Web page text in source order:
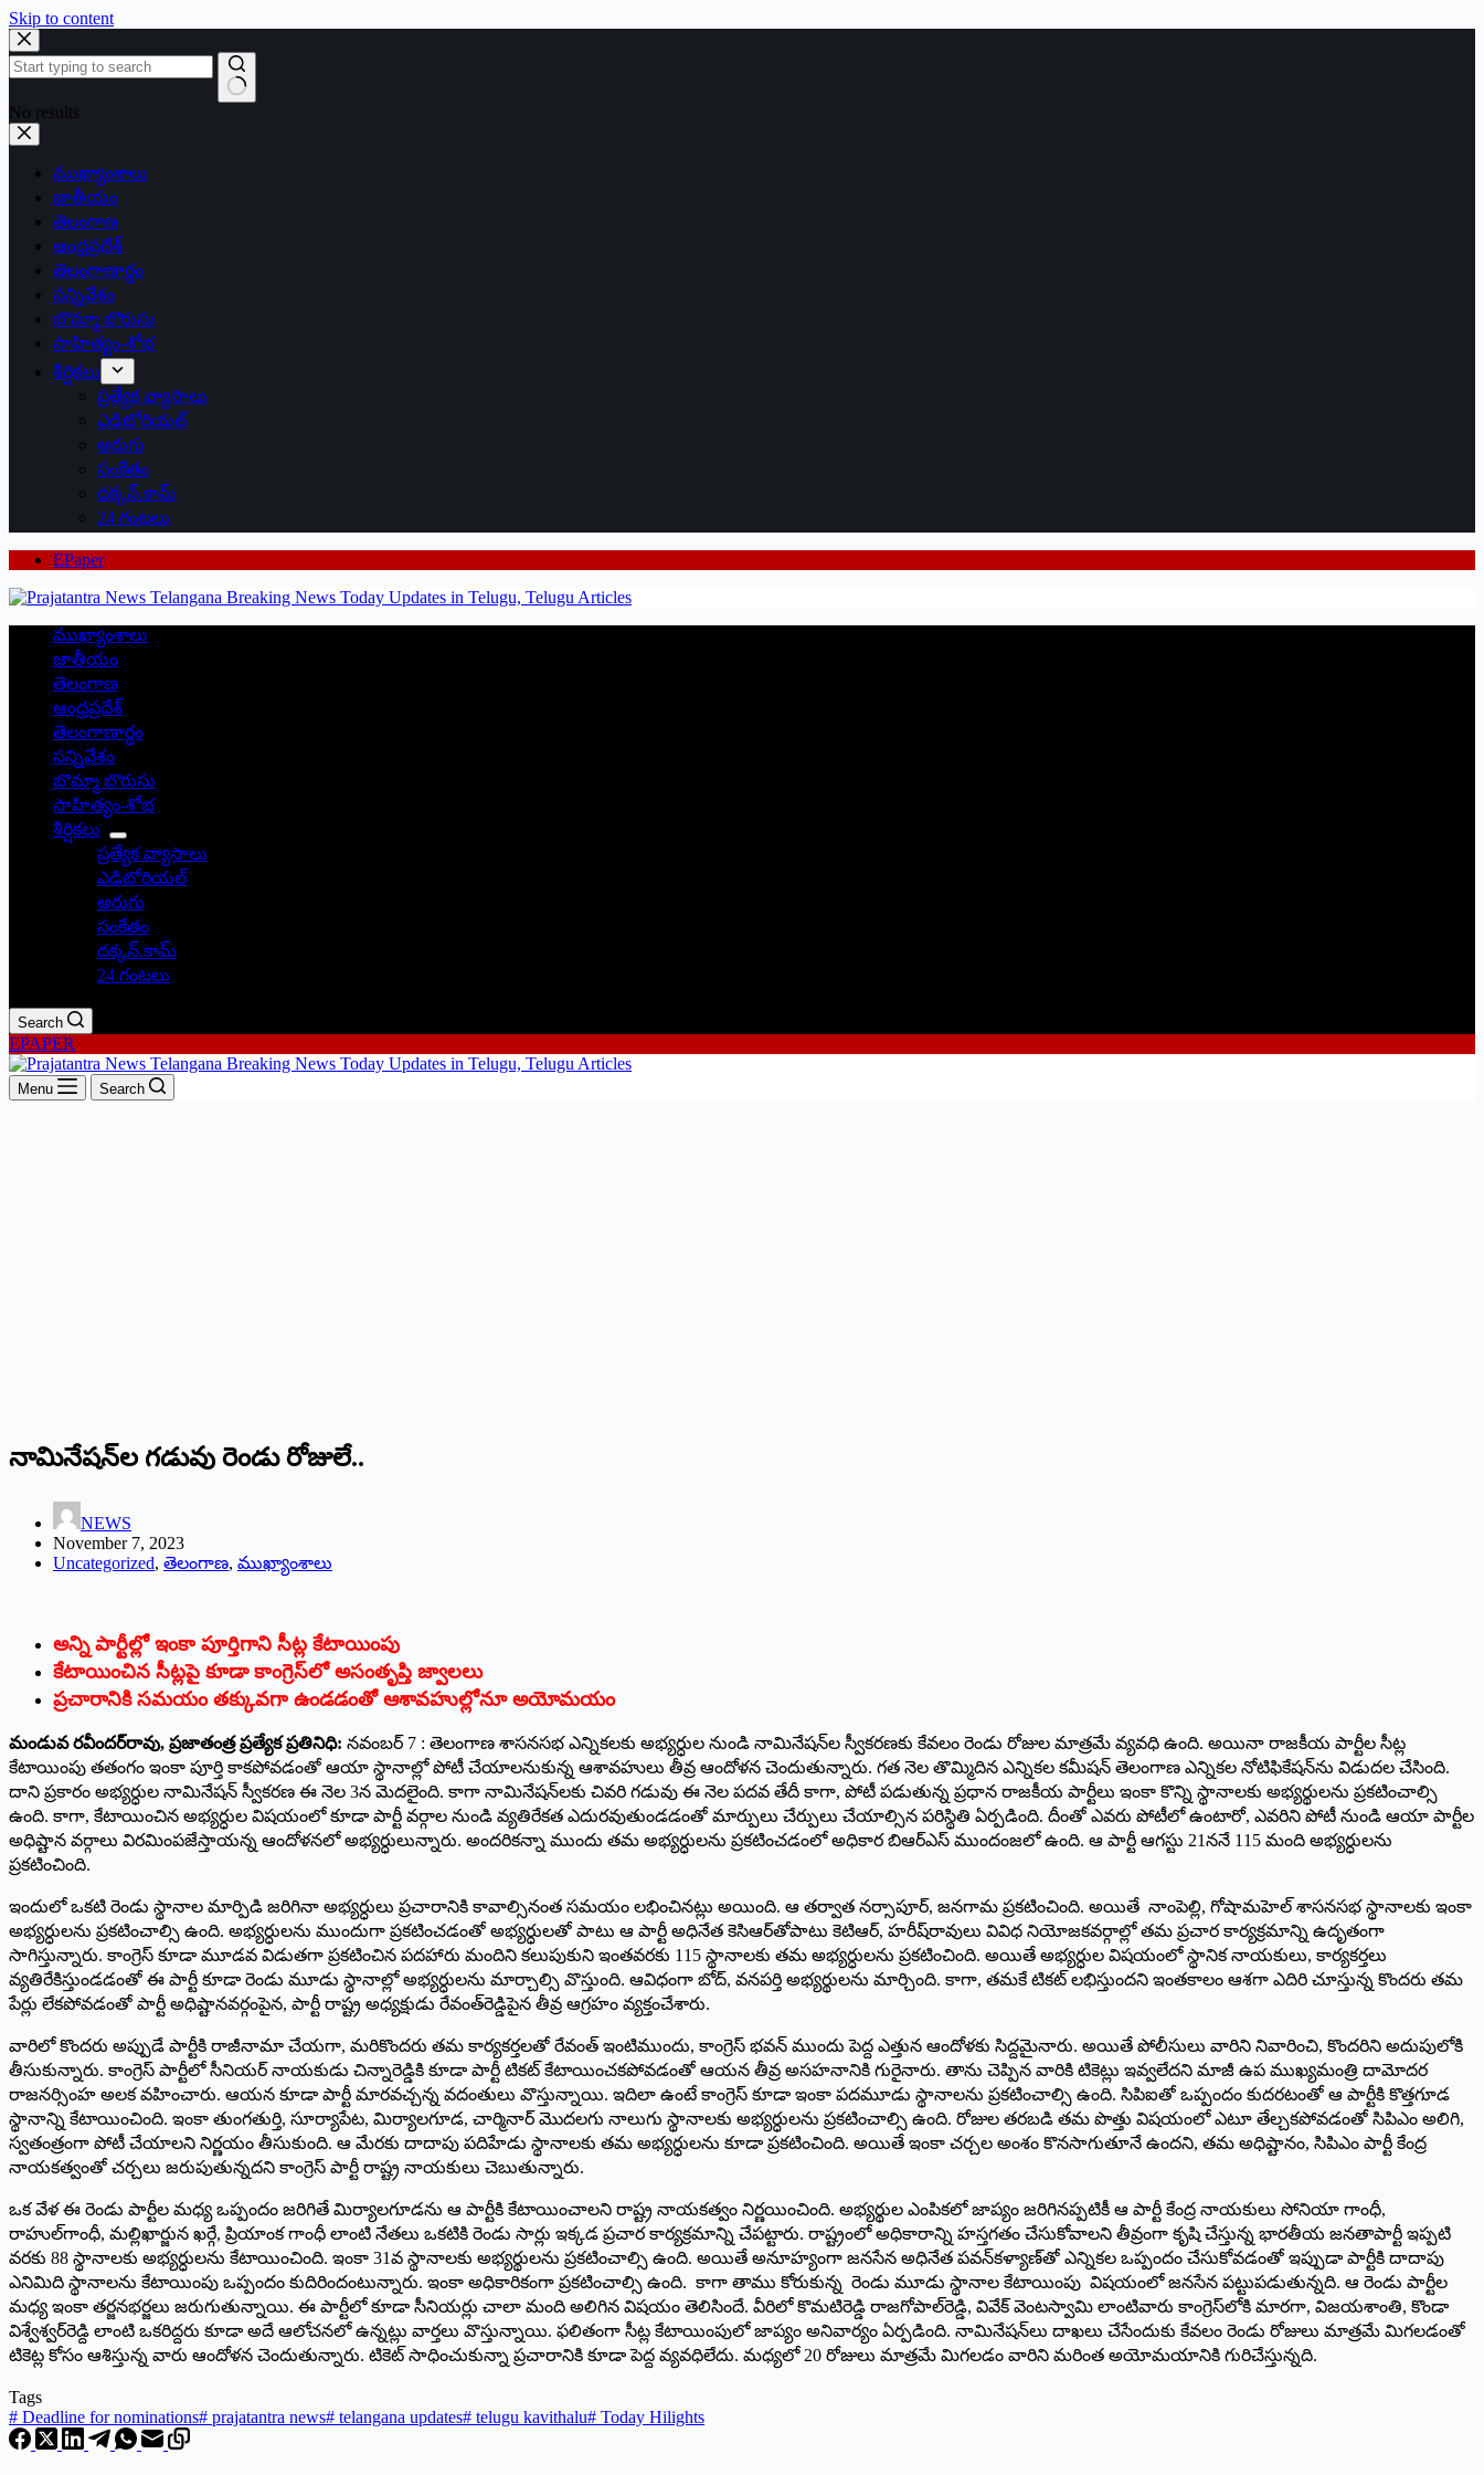
Skip to content
No results
ముఖ్యాంశాలు
జాతీయం
తెలంగాణ
ఆంధ్రప్రదేశ్
తెలంగాణార్థం
సన్నివేశం
బొమ్మా బొరుసు
సాహిత్యం-శోభ
శీర్షికలు
ప్రత్యేక వ్యాసాలు
ఎడిటోరియల్
అరుగు
సంకేతం
దక్కన్.కామ్
24 గంటలు
EPaper
ముఖ్యాంశాలు
జాతీయం
తెలంగాణ
ఆంధ్రప్రదేశ్
తెలంగాణార్థం
సన్నివేశం
బొమ్మా బొరుసు
సాహిత్యం-శోభ
శీర్షికలు
ప్రత్యేక వ్యాసాలు
ఎడిటోరియల్
అరుగు
సంకేతం
దక్కన్.కామ్
24 గంటలు
Search
EPAPER
Menu Search
నామినేషన్‌ల గడువు రెండు రోజులే..
NEWS
November 7, 2023
Uncategorized, తెలంగాణ, ముఖ్యాంశాలు
అన్ని పార్టీల్లో ఇంకా పూర్తిగాని సీట్ల కేటాయింపు
కేటాయించిన సీట్లపై కూడా కాంగ్రెస్‌లో అసంతృప్తి జ్వాలలు
ప్రచారానికి సమయం తక్కువగా ఉండడంతో ఆశావహుల్లోనూ అయోమయం
మండువ రవీందర్‌రావు, ప్రజాతంత్ర ప్రత్యేక ప్రతినిధి: నవంబర్‌ 7 : ‌తెలంగాణ శాసనసభ ఎన్నికలకు అభ్యర్ధుల నుండి నామినేషన్‌ల స్వీకరణకు కేవలం రెండు రోజుల మాత్రమే వ్యవధి ఉంది. అయినా రాజకీయ పార్టీల సీట్ల
కేటాయింపు తతంగం ఇంకా పూర్తి కాకపోవడంతో ఆయా స్థానాల్లో పోటీ చేయాలనుకున్న ఆశావహులు తీవ్ర ఆందోళన చెందుతున్నారు. గత నెల తొమ్మిదిన ఎన్నికల కమీషన్‌ ‌తెలంగాణ ఎన్నికల నోటిఫికేషన్‌ను విడుదల చేసింది.
దాని ప్రకారం అభ్యర్ధుల నామినేషన్‌ ‌స్వీకరణ ఈ నెల 3న మెదలైంది. కాగా నామినేషన్‌లకు చివరి గడువు ఈ నెల పదవ తేదీ కాగా, పోటీ పడుతున్న ప్రధాన రాజకీయ పార్టీలు ఇంకా కొన్ని స్థానాలకు అభ్యర్థులను ప్రకటించాల్సి
ఉంది. కాగా, కేటాయించిన అభ్యర్ధుల విషయంలో కూడా పార్టీ వర్గాల నుండి వ్యతిరేకత ఎదురవుతుండడంతో మార్పులు చేర్పులు చేయాల్సిన పరిస్థితి ఏర్పడింది. దీంతో ఎవరు పోటీలో ఉంటారో, ఎవరిని పోటీ నుండి ఆయా పార్టీల
అధిష్టాన వర్గాలు విరమింపజేస్తాయన్న ఆందోళనలో అభ్యర్ధులున్నారు. అందరికన్నా ముందు తమ అభ్యర్ధులను ప్రకటించడంలో అధికార బిఆర్‌ఎస్‌ ‌ముందంజలో ఉంది. ఆ పార్టీ ఆగస్టు 21ననే 115 మంది అభ్యర్ధులను
ప్రకటించింది.
ఇందులో ఒకటి రెండు స్థానాల మార్పిడి జరిగినా అభ్యర్ధులు ప్రచారానికి కావాల్సినంత సమయం లభించినట్లు అయింది. ఆ తర్వాత నర్సాపూర్‌, ‌జనగామ ప్రకటించింది. అయితే నాంపెల్లి, గోషామహెల్‌ ‌శాసనసభ స్థానాలకు ఇంకా
అభ్యర్ధులను ప్రకటించాల్సి ఉంది. అభ్యర్ధులను ముందుగా ప్రకటించడంతో అభ్యర్ధులతో పాటు ఆ పార్టీ అధినేత కెసిఆర్‌తోపాటు కెటిఆర్‌, ‌హరీష్‌రావులు వివిధ నియోజకవర్గాల్లో తమ ప్రచార కార్యక్రమాన్ని ఉదృతంగా
సాగిస్తున్నారు. కాంగ్రెస్‌ ‌కూడా మూడవ విడుతగా ప్రకటించిన పదహారు మందిని కలుపుకుని ఇంతవరకు 115 స్థానాలకు తమ అభ్యర్ధులను ప్రకటించింది. అయితే అభ్యర్ధుల విషయంలో స్థానిక నాయకులు, కార్యకర్తలు
వ్యతిరేకిస్తుండడంతో ఈ పార్టీ కూడా రెండు మూడు స్థానాల్లో అభ్యర్ధులను మార్చాల్సి వొస్తుంది. ఆవిధంగా బోద్‌, ‌వనపర్తి అభ్యర్థులను మార్చింది. కాగా, తమకే టికట్‌ ‌లభిస్తుందని ఇంతకాలం ఆశగా ఎదిరి చూస్తున్న కొందరు తమ
పేర్లు లేకపోవడంతో పార్టీ అధిష్టానవర్గంపైన, పార్టీ రాష్ట్ర అధ్యక్షుడు రేవంత్‌రెడ్డిపైన తీవ్ర ఆగ్రహం వ్యక్తంచేశారు.
వారిలో కొందరు అప్పుడే పార్టీకి రాజీనామా చేయగా, మరికొందరు తమ కార్యకర్తలతో రేవంత్‌ ఇం‌టిముందు, కాంగ్రెస్‌ ‌భవన్‌ ‌ముందు పెద్ద ఎత్తున ఆందోళకు సిద్దమైనారు. అయితే పోలీసులు వారిని నివారించి, కొందరిని అదుపులోకి
తీసుకున్నారు. కాంగ్రెస్‌ ‌పార్టీలో సీనియర్‌ ‌నాయకుడు చిన్నారెడ్డికి కూడా పార్టీ టికట్‌ ‌కేటాయించకపోవడంతో ఆయన తీవ్ర అసహనానికి గురైనారు. తాను చెప్పిన వారికి టికెట్లు ఇవ్వలేదని మాజీ ఉప ముఖ్యమంత్రి దామోదర
రాజనర్సింహ అలక వహించారు. ఆయన కూడా పార్టీ మారవచ్చన్న వదంతులు వొస్తున్నాయి. ఇదిలా ఉంటే కాంగ్రెస్‌ ‌కూడా ఇంకా పదమూడు స్థానాలను ప్రకటించాల్సి ఉంది. సిపిఐతో ఒప్పందం కుదరటంతో ఆ పార్టీకి కొత్తగూడ
స్థానాన్ని కేటాయించింది. ఇంకా తుంగతుర్తి, సూర్యాపేట, మిర్యాలగూడ, చార్మినార్‌ ‌మొదలగు నాలుగు స్థానాలకు అభ్యర్ధులను ప్రకటించాల్సి ఉంది. రోజుల తరబడి తమ పొత్తు విషయంలో ఎటూ తేల్చకపోవడంతో సిపిఎం అలిగి,
స్వతంత్రంగా పోటీ చేయాలని నిర్ణయం తీసుకుంది. ఆ మేరకు దాదాపు పదిహేడు స్థానాలకు తమ అభ్యర్ధులను కూడా ప్రకటించింది. అయితే ఇంకా చర్చల అంశం కొనసాగుతూనే ఉందని, తమ అధిష్టానం, సిపిఎం పార్టీ కేంద్ర
నాయకత్వంతో చర్చలు జరుపుతున్నదని కాంగ్రెస్‌ ‌పార్టీ రాష్ట్ర నాయకులు చెబుతున్నారు.
ఒక వేళ ఈ రెండు పార్టీల మధ్య ఒప్పందం జరిగితే మిర్యాలగూడను ఆ పార్టీకి కేటాయించాలని రాష్ట్ర నాయకత్వం నిర్ణయించింది. అభ్యర్థుల ఎంపికలో జాప్యం జరిగినప్పటికీ ఆ పార్టీ కేంద్ర నాయకులు సోనియా గాంధీ,
రాహుల్‌గాంధీ, మల్లిఖార్జున ఖర్గే, ప్రియాంక గాంధీ లాంటి నేతలు ఒకటికి రెండు సార్లు ఇక్కడ ప్రచార కార్యక్రమాన్ని చేపట్టారు. రాష్ట్రంలో అధికారాన్ని హస్తగతం చేసుకోవాలని తీవ్రంగా కృషి చేస్తున్న భారతీయ జనతాపార్టీ ఇప్పటి
వరకు 88 స్థానాలకు అభ్యర్ధులను కేటాయించింది. ఇంకా 31వ స్థానాలకు అభ్యర్థులను ప్రకటించాల్సి ఉంది. అయితే అనూహ్యంగా జనసేన అధినేత పవన్‌కళ్యాణ్‌తో ఎన్నికల ఒప్పందం చేసుకోవడంతో ఇప్పుడా పార్టీకి దాదాపు
ఎనిమిది స్థానాలను కేటాయింపు ఒప్పందం కుదిరిందంటున్నారు. ఇంకా అధికారికంగా ప్రకటించాల్సి ఉంది. కాగా తాము కోరుకున్న రెండు మూడు స్థానాల కేటాయింపు విషయంలో జనసేన పట్టుపడుతున్నది. ఆ రెండు పార్టీల
మధ్య ఇంకా తర్జనభర్జలు జరుగుతున్నాయి. ఈ పార్టీలో కూడా సీనియర్లు చాలా మంది అలిగిన విషయం తెలిసిందే. వీరిలో కొమటిరెడ్డి రాజగోపాల్‌రెడ్డి, వివేక్‌ ‌వెంటస్వామి లాంటివారు కాంగ్రెస్‌లోకి మారగా, విజయశాంతి, కొండా
విశ్వేశ్వర్‌రెడ్ది లాంటి ఒకరిద్దరు కూడా అదే ఆలోచనలో ఉన్నట్లు వార్తలు వొస్తున్నాయి. ఫలితంగా సీట్ల కేటాయింపులో జాప్యం అనివార్యం ఏర్పడింది. నామినేషన్‌లు దాఖలు చేసేందుకు కేవలం రెండు రోజులు మాత్రమే మిగలడంతో
టికెట్ల కోసం ఆశిస్తున్న వారు ఆందోళన చెందుతున్నారు. టికెట్‌ ‌సాధించుకున్నా ప్రచారానికి కూడా పెద్ద వ్యవధిలేదు. మధ్యలో 20 రోజులు మాత్రమే మిగలడం వారిని మరింత అయోమయానికి గురిచేస్తున్నది.
Tags
# Deadline for nominations# prajatantra news# telangana updates# telugu kavithalu# Today Hilights